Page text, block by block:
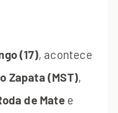
(17), acontece
Zapata (MST),
de Matee